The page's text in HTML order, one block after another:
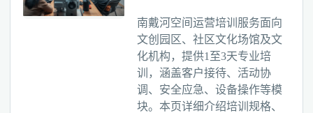
南戴河空间运营培训服务面向
文创园区、社区文化场馆及文
化机构，提供1至3天专业培
训，涵盖客户接待、活动协
调、安全应急、设备操作等模
块。本页详细介绍培训规格、